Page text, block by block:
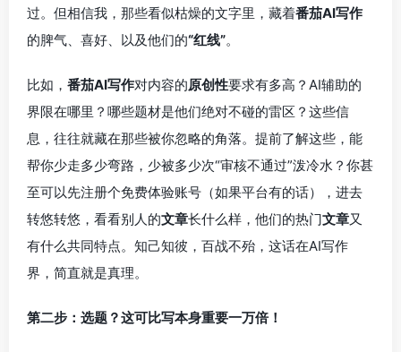
过。但相信我，那些看似枯燥的文字里，藏着番茄AI写作
的脾气、喜好、以及他们的“红线”。
比如， 番茄AI写作对内容的原创性要求有多高？AI辅助的
界限在哪里？哪些题材是他们绝对不碰的雷区？这些信
息，往往就藏在那些被你忽略的角落。提前了解这些，能
帮你少走多少弯路，少被多少次“审核不通过”泼冷水？你甚
至可以先注册个免费体验账号（如果平台有的话），进去
转悠转悠，看看别人的文章长什么样，他们的热门文章又
有什么共同特点。知己知彼，百战不殆，这话在AI写作
界，简直就是真理。
第二步：选题？这可比写本身重要一万倍！